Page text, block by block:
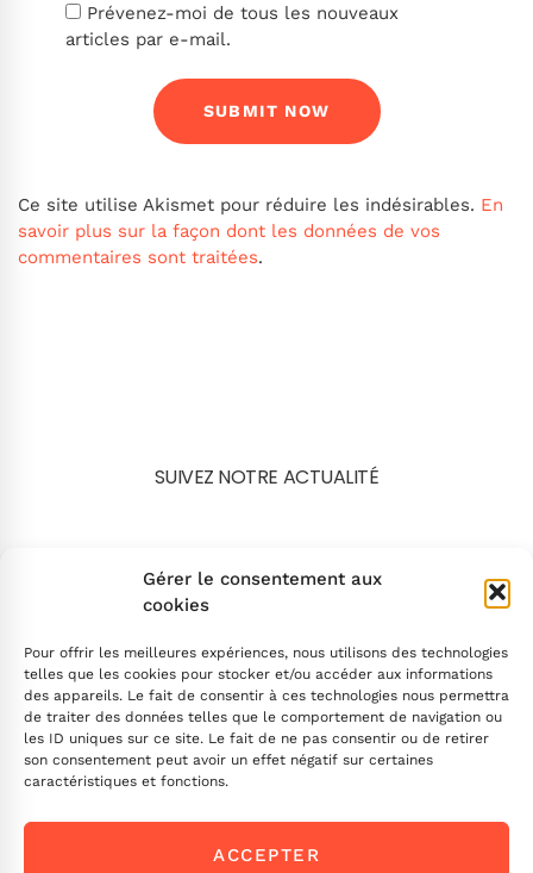
Gérer le consentement aux
cookies
Pour offrir les meilleures expériences, nous utilisons des technologies
telles que les cookies pour stocker et/ou accéder aux informations
des appareils. Le fait de consentir à ces technologies nous permettra
de traiter des données telles que le comportement de navigation ou
les ID uniques sur ce site. Le fait de ne pas consentir ou de retirer
son consentement peut avoir un effet négatif sur certaines
caractéristiques et fonctions.
ACCEPTER
Prévenez-moi de tous les nouveaux
articles par e-mail.
Ce site utilise Akismet pour réduire les indésirables. En
savoir plus sur la façon dont les données de vos
commentaires sont traitées.
SUIVEZ NOTRE ACTUALITÉ
INSCRIVEZ-VOUS
Envoyez-nous un message